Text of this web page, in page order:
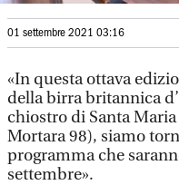
01 settembre 2021 03:16
«In questa ottava
della birra britannica
chiostro di Santa
Mortara 98), siamo
programma che
settembre».